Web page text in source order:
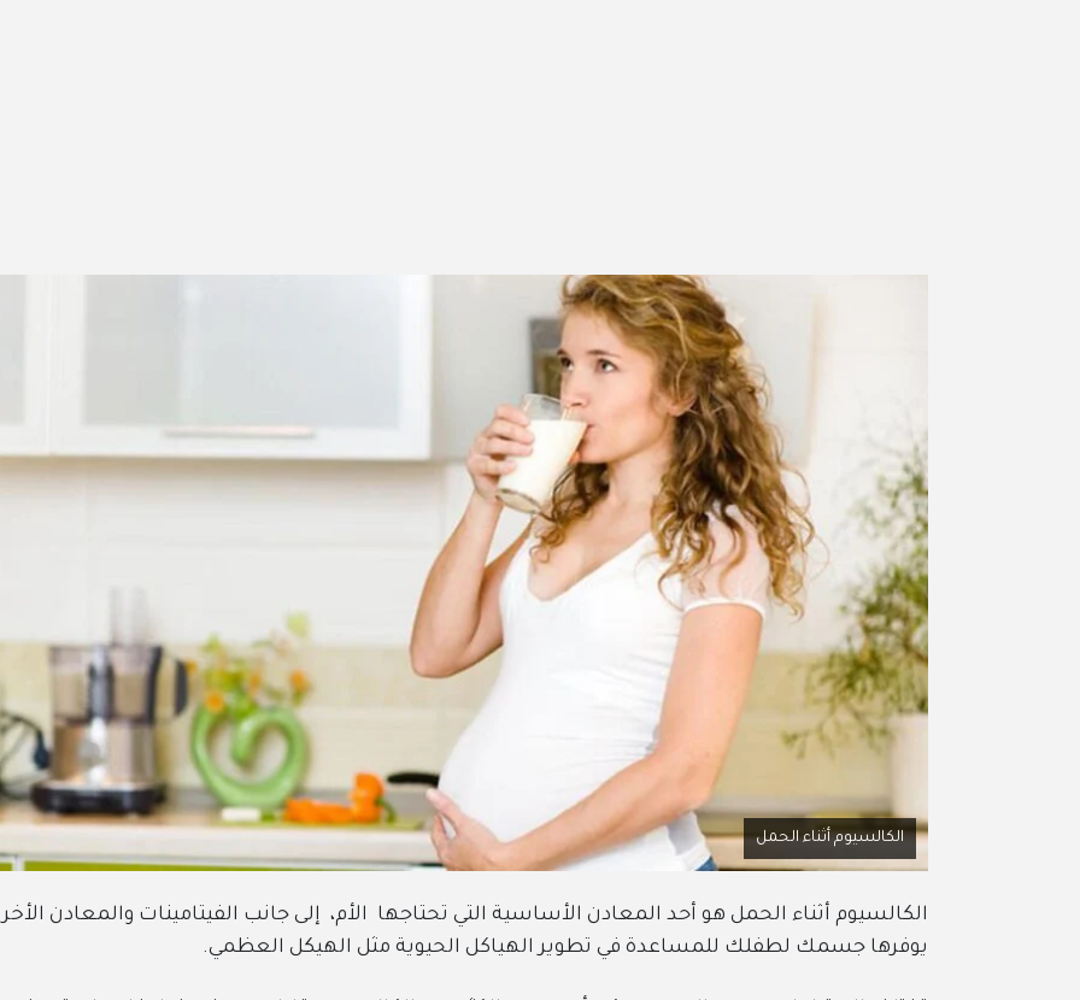
الكالسيوم أثناء الحمل
الكالسيوم أثناء الحمل هو أحد المعادن الأساسية التي تحتاجها الأم، إلى جانب الفيتامينات والمعادن
يوفرها جسمك لطفلك للمساعدة في تطوير الهياكل الحيوية مثل الهيكل العظمي.